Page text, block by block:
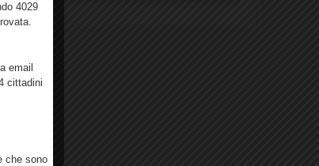
4029
email
cittadini
che sono